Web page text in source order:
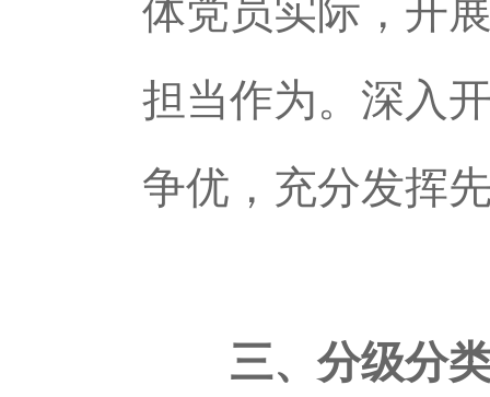
体党员实际，开
担当作为。深入
争优，充分发挥
三、分级分